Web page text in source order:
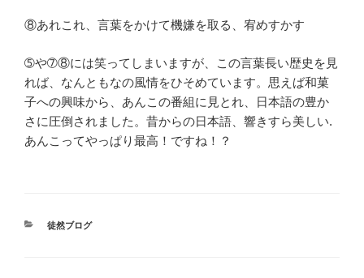
⑧あれこれ、言葉をかけて機嫌を取る、宥めすかす
➄や➆⑧には笑ってしまいますが、この言葉長い歴史を見
れば、なんともなの風情をひそめています。思えば和菓
子への興味から、あんこの番組に見とれ、日本語の豊か
さに圧倒されました。昔からの日本語、響きすら美しい.
あんこってやっぱり最高！ですね！？
カ
徒然ブログ